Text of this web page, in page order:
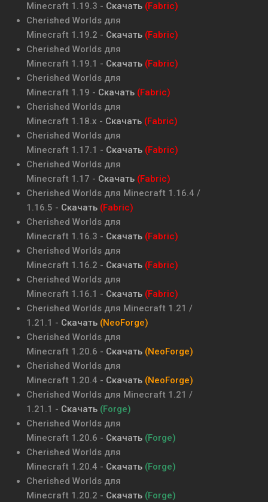
Minecraft 1.19.3 - Скачать (Fabric)
Cherished Worlds для
Minecraft 1.19.2 - Скачать (Fabric)
Cherished Worlds для
Minecraft 1.19.1 - Скачать (Fabric)
Cherished Worlds для
Minecraft 1.19 - Скачать (Fabric)
Cherished Worlds для
Minecraft 1.18.x - Скачать (Fabric)
Cherished Worlds для
Minecraft 1.17.1 - Скачать (Fabric)
Cherished Worlds для
Minecraft 1.17 - Скачать (Fabric)
Cherished Worlds для Minecraft 1.16.4 /
1.16.5 - Скачать (Fabric)
Cherished Worlds для
Minecraft 1.16.3 - Скачать (Fabric)
Cherished Worlds для
Minecraft 1.16.2 - Скачать (Fabric)
Cherished Worlds для
Minecraft 1.16.1 - Скачать (Fabric)
Cherished Worlds для Minecraft 1.21 /
1.21.1 - Скачать (NeoForge)
Cherished Worlds для
Minecraft 1.20.6 - Скачать (NeoForge)
Cherished Worlds для
Minecraft 1.20.4 - Скачать (NeoForge)
Cherished Worlds для Minecraft 1.21 /
1.21.1 - Скачать (Forge)
Cherished Worlds для
Minecraft 1.20.6 - Скачать (Forge)
Cherished Worlds для
Minecraft 1.20.4 - Скачать (Forge)
Cherished Worlds для
Minecraft 1.20.2 - Скачать (Forge)